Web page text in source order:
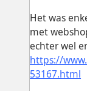
Het was
met
echter wel
https://
53167.html